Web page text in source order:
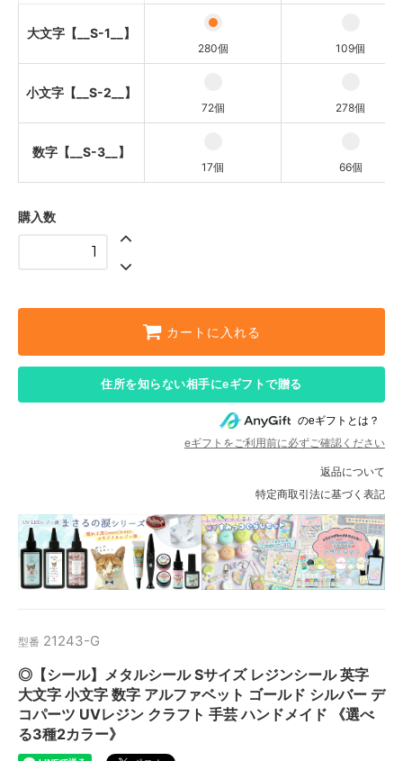
大文字【__S-1__】
大文字【__S-1__】
280個 109個
小文字【__S-2__】
72個 278個
数字【__S-3__】
17個 66個
購入数
カートに入れる
住所を知らない相手にeギフトで贈る
のeギフトとは？
eギフトをご利用前に必ずご確認ください
返品について
特定商取引法に基づく表記
型番 21243-G
◎【シール】メタルシール Sサイズ レジンシール 英字
大文字 小文字 数字 アルファベット ゴールド シルバー デ
コパーツ UVレジン クラフト 手芸 ハンドメイド 《選べ
る3種2カラー》